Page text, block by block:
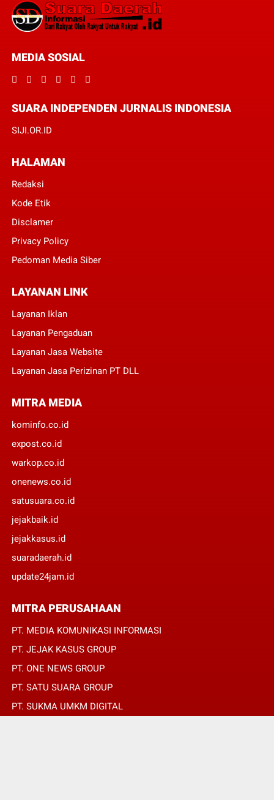
MEDIA SOSIAL
SUARA INDEPENDEN JURNALIS INDONESIA
SIJI.OR.ID
HALAMAN
Redaksi
Kode Etik
Disclamer
Privacy Policy
Pedoman Media Siber
LAYANAN LINK
Layanan Iklan
Layanan Pengaduan
Layanan Jasa Website
Layanan Jasa Perizinan PT DLL
MITRA MEDIA
kominfo.co.id
expost.co.id
warkop.co.id
onenews.co.id
satusuara.co.id
jejakbaik.id
jejakkasus.id
suaradaerah.id
update24jam.id
MITRA PERUSAHAAN
PT. MEDIA KOMUNIKASI INFORMASI
PT. JEJAK KASUS GROUP
PT. ONE NEWS GROUP
PT. SATU SUARA GROUP
PT. SUKMA UMKM DIGITAL